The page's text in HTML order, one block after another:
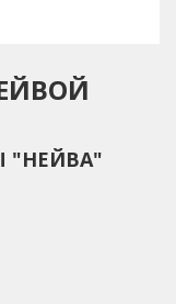
"НЕЙВА"